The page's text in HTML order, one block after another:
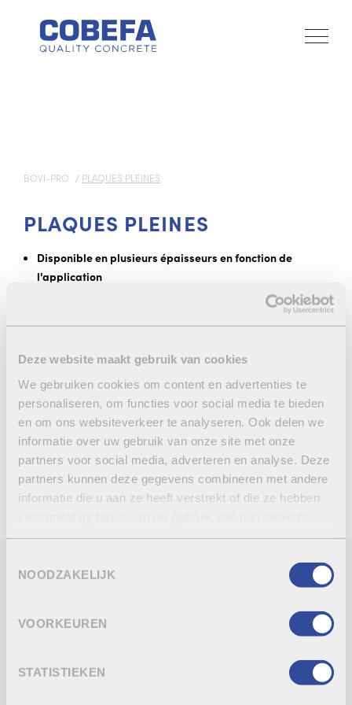
Deze website maakt gebruik van cookies
We gebruiken cookies om content en advertenties te
personaliseren, om functies voor social media te bieden
en om ons websiteverkeer te analyseren. Ook delen we
informatie over uw gebruik van onze site met onze
partners voor social media, adverteren en analyse. Deze
partners kunnen deze gegevens combineren met andere
informatie die u aan ze heeft verstrekt of die ze hebben
NOODZAKELIJK
VOORKEUREN
STATISTIEKEN
BOVI-PRO PLAQUES PLEINES
PLAQUES PLEINES
Disponible en plusieurs épaisseurs en fonction de
l'application
Les plaques pleines de 10 cm sont utilisées dans le
Les plaques de 5 cm sont toujours non-finies
RETOUR À L’APERÇU
CONTACTEZ-NOUS